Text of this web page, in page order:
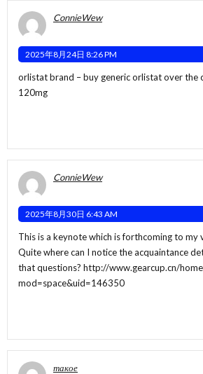
ConnieWew
2025年8月24日 8:26 PM
orlistat brand –buy generic orlistat over the
120mg
ConnieWew
2025年8月30日 6:43 AM
This is a keynote which is forthcoming to my
Quite where can I notice the acquaintance
that questions? http://www.gearcup.cn/
mod=space&uid=146350
такое